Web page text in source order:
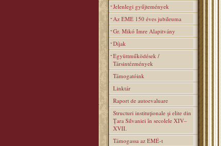
Jelenlegi gyűjtemények
Az EME 150 éves jubileuma
Gr. Mikó Imre Alapitvány
Díjak
Együttműködések /
Társintézmények
Támogatóink
Linktár
Raport de autoevaluare
Structuri instituţionale şi elite din
Ţara Silvaniei în secolele XIV–
XVII.
Támogassa az EMÉ-t